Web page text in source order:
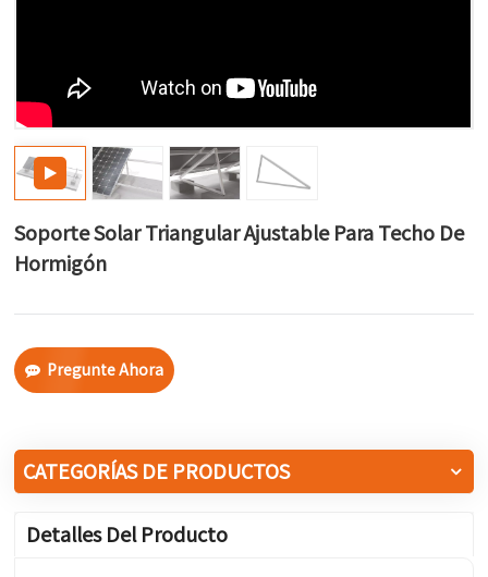
بالعربية
Soporte Solar Triangular Ajustable Para Techo De
Hormigón
Pregunte Ahora
CATEGORÍAS DE PRODUCTOS
Detalles Del Producto